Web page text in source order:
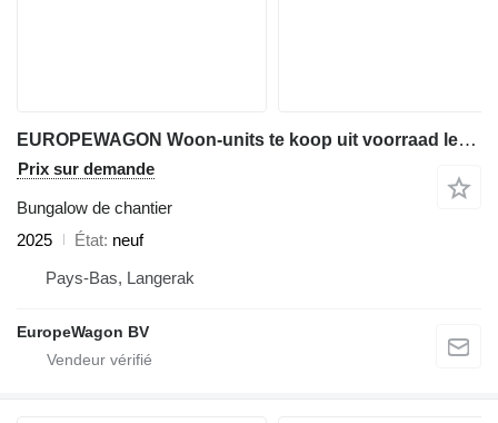
EUROPEWAGON Woon-units te koop uit voorraad leverbaar Type 730 D
Prix sur demande
Bungalow de chantier
2025
État neuf
Pays-Bas, Langerak
EuropeWagon BV